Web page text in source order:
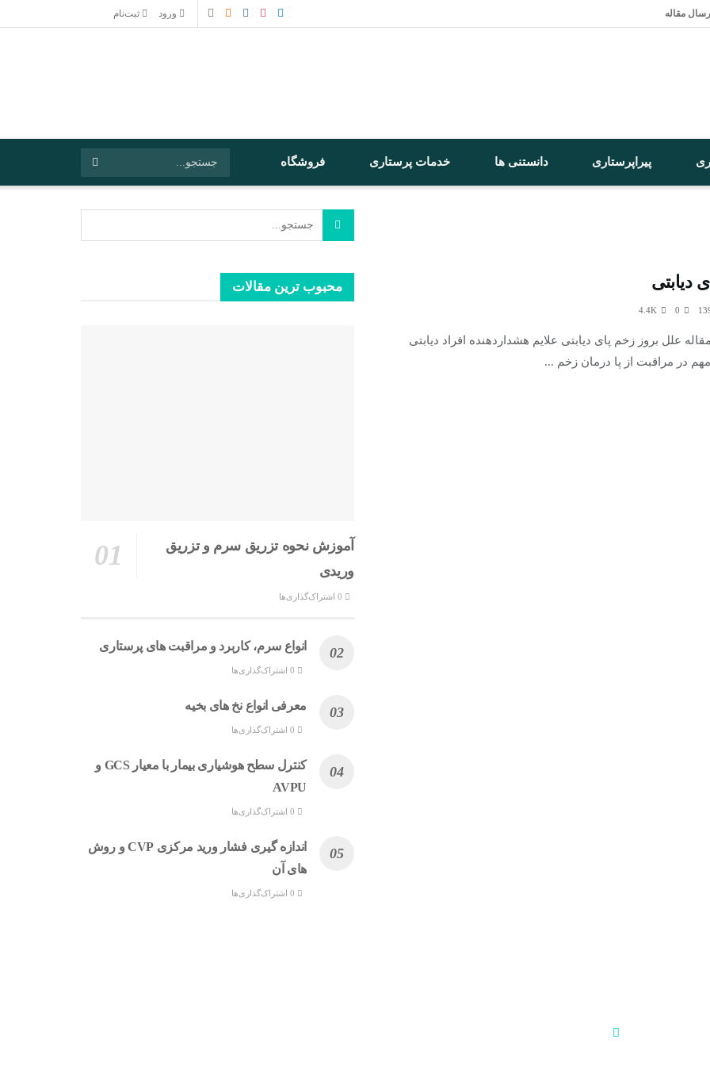
ارسال مقاله ورود ثبت‌نام
پیراپرستاری دانستنی ها خدمات پرستاری فروشگاه
دیابتی
علل بروز زخم پای ديابتی علایم هشداردهنده افراد دیابتی
در مراقبت از پا درمان زخم ...
محبوب ترین مقالات
آموزش نحوه تزریق سرم و تزریق
وریدی
انواع سرم، کاربرد و مراقبت‌ های پرستاری
معرفی انواع نخ های بخیه
کنترل سطح هوشیاری بیمار با معیار GCS و
AVPU
اندازه گیری فشار ورید مرکزی CVP و روش
های آن